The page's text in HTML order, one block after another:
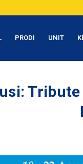
PRODI UNIT